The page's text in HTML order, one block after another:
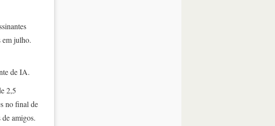
em julho.
de IA.
2,5
no final de
amigos.